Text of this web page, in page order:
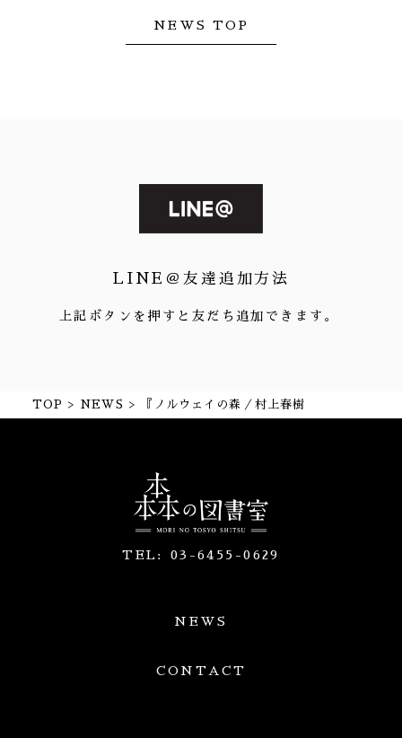
NEWS TOP
LINE＠友達追加方法
上記ボタンを押すと友だち追加できます。
TOP NEWS 『ノルウェイの森／村上春樹
TEL: 03-6455-0629
NEWS
CONTACT